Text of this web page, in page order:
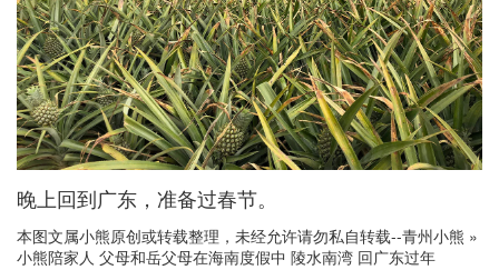
晚上回到广东，准备过春节。
本图文属小熊原创或转载整理，未经允许请勿私自转载--青州小熊 »
小熊陪家人 父母和岳父母在海南度假中 陵水南湾 回广东过年